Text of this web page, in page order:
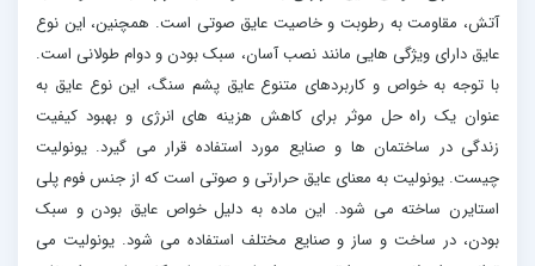
آتش، مقاومت به رطوبت و خاصیت عایق صوتی است. همچنین، این نوع
عایق دارای ویژگی هایی مانند نصب آسان، سبک بودن و دوام طولانی است.
با توجه به خواص و کاربردهای متنوع عایق پشم سنگ، این نوع عایق به
عنوان یک راه حل موثر برای کاهش هزینه های انرژی و بهبود کیفیت
زندگی در ساختمان ها و صنایع مورد استفاده قرار می گیرد. یونولیت
چیست. یونولیت به معنای عایق حرارتی و صوتی است که از جنس فوم پلی
استایرن ساخته می شود. این ماده به دلیل خواص عایق بودن و سبک
بودن، در ساخت و ساز و صنایع مختلف استفاده می شود. یونولیت می